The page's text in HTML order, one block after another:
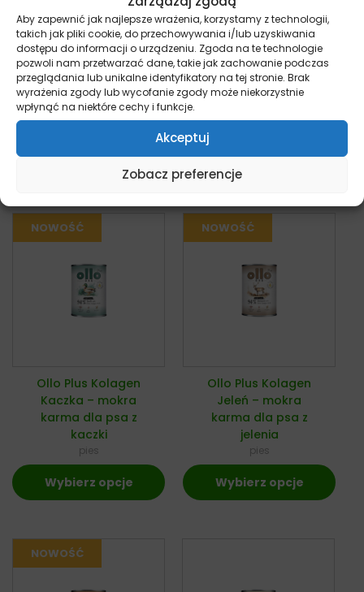
Aby zapewnić jak najlepsze wrażenia, korzystamy z technologii,
takich jak pliki cookie, do przechowywania i/lub uzyskiwania
dostępu do informacji o urządzeniu. Zgoda na te technologie
pozwoli nam przetwarzać dane, takie jak zachowanie podczas
przeglądania lub unikalne identyfikatory na tej stronie. Brak
wyrażenia zgody lub wycofanie zgody może niekorzystnie
wpłynąć na niektóre cechy i funkcje.
Akceptuj
Zobacz preferencje
Karmy weterynaryjne podajemy zawsze po
konsultacji z lekarzem weterynarii.
Może Ci się spodobać
Ollo Plus Kolagen
Kaczka – mokra
karma dla psa z
kaczki
pies
Wybierz opcje
Ollo Plus Kolagen
Jeleń – mokra
karma dla psa z
jelenia
pies
Wybierz opcje